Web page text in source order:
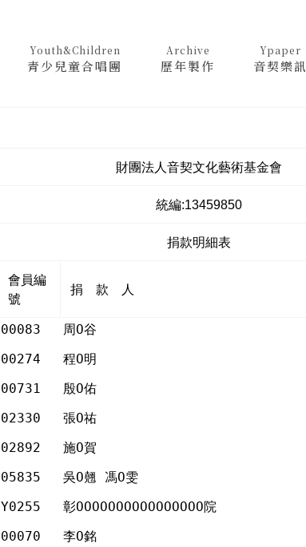
Youth&Children
青少兒童合唱團
Archive
歷年製作
Ypaper
音契樂訊
財團法人音契文化藝術基金會
統編:13459850
捐款明細表
會員編
號
捐 款 人
00083 周Ο谷
00274 程Ο明
00731 殷Ο佑
02330 張Ο祐
02892 施Ο賀
05835 吳Ο翹 馮Ο雯
Y0255 彰ΟΟΟΟΟΟΟΟΟΟΟΟΟΟΟΟ院
00070 李Ο銘